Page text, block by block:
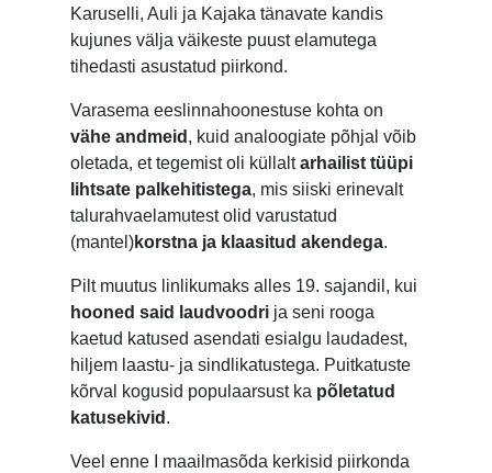
Karuselli, Auli ja Kajaka tänavate kandis
kujunes välja väikeste puust elamutega
tihedasti asustatud piirkond.
Varasema eeslinnahoonestuse kohta on
vähe andmeid , kuid analoogiate põhjal võib
oletada, et tegemist oli küllaltarhailist tüüpi
lihtsate palkehitistega, mis siiski erinevalt
talurahvaelamutest olid varustatud
(mantel)korstna ja klaasitud akendega.
Pilt muutus linlikumaks alles 19. sajandil, kui
hooned said laudvoodri ja seni rooga
kaetud katused asendati esialgu laudadest,
hiljem laastu- ja sindlikatustega. Puitkatuste
kõrval kogusid populaarsust ka põletatud
katusekivid .
Veel enne I maailmasõda kerkisid piirkonda